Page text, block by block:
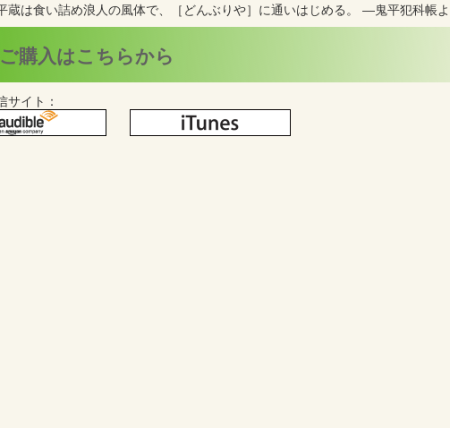
蔵は食い詰め浪人の風体で、［どんぶりや］に通いはじめる。 ―鬼平犯科帳
ご購入はこちらから
サイト：